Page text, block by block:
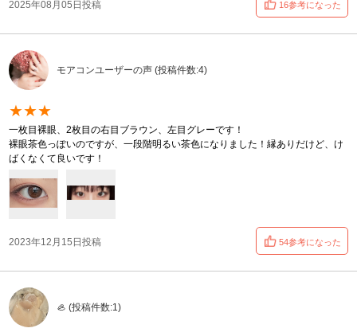
2025年08月05日投稿 16参考になった
モアコンユーザーの声 (投稿件数:4)
★★★
一枚目裸眼、2枚目の右目ブラウン、左目グレーです！
裸眼茶色っぽいのですが、一段階明るい茶色になりました！縁ありだけど、け
ばくなくて良いです！
2023年12月15日投稿 54参考になった
🦪 (投稿件数:1)